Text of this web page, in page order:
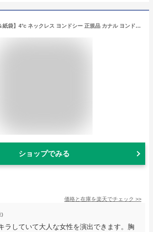
【リボン済＆紙袋】4°c ネックレス ヨンドシー 正規品 カナル ヨンドシー 正規品 canal 4℃ レディース 馬蹄モチーフネックレス 4ドシー 4度 4c ペンダント ジュエリー アクセサリー キュービックジルコニア シルバー素材 祝い 喜ばれるギフト
ショップでみる
価格と在庫を楽天でチェック >>
)
ラしていて大人な女性を演出できます。胸